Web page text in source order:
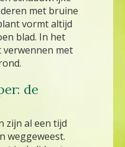
met bruine
vormt altijd
blad. In het
met
de
zijn al een tijd
weggeweest.